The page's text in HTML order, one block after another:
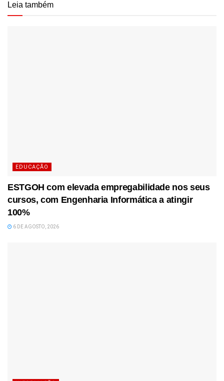
Leia também
EDUCAÇÃO
ESTGOH com elevada empregabilidade nos seus
cursos, com Engenharia Informática a atingir
100%
6 DE AGOSTO, 2026